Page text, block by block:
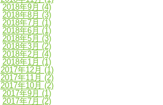
2018年9月 (4)
2018年8月 (3)
2018年7月 (1)
2018年6月 (1)
2018年5月 (3)
2018年3月 (2)
2018年2月 (4)
2018年1月 (1)
2017年12月 (1)
2017年11月 (2)
2017年10月 (2)
2017年9月 (1)
2017年7月 (2)